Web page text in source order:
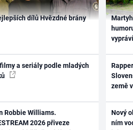
dílů Hvězdné brány
a seriály podle mladých
Robbie Williams.
2026 přiveze
země
Nový
ním